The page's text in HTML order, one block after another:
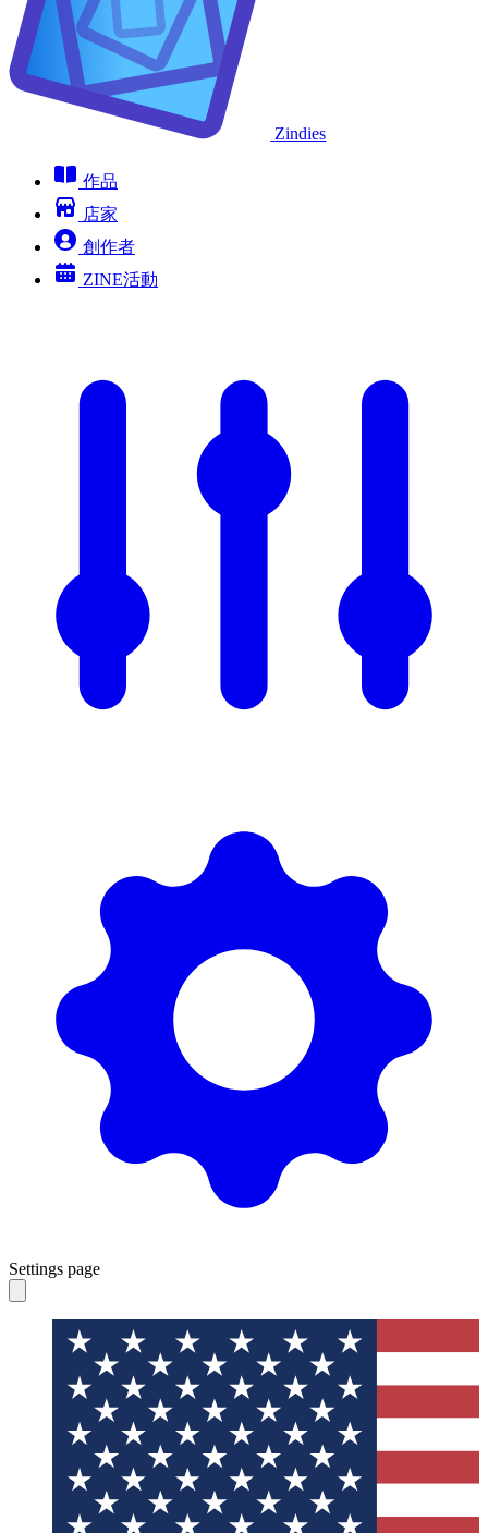
Zindies
作品
店家
創作者
ZINE活動
Settings page